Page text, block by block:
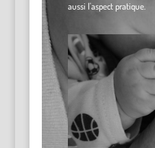
aussi l'aspect pratique.